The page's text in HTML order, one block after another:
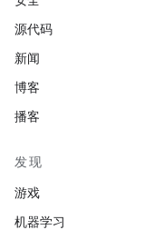
源代码
新闻
博客
播客
发现
游戏
机器学习